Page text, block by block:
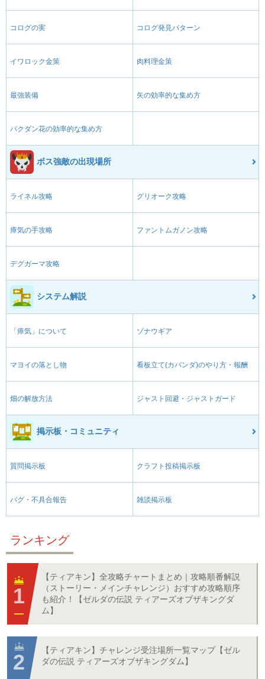
コログの実 コログ発見パターン
イワロック金策 肉料理金策
最強装備 矢の効率的な集め方
バクダン花の効率的な集め方
ボス強敵の出現場所
ライネル攻略 グリオーク攻略
瘴気の手攻略 ファントムガノン攻略
デグガーマ攻略
システム解説
「瘴気」について ゾナウギア
マヨイの落とし物 看板立て(カバンダ)のやり方・報酬
畑の解放方法 ジャスト回避・ジャストガード
掲示板・コミュニティ
質問掲示板 クラフト投稿掲示板
バグ・不具合報告 雑談掲示板
ランキング
【ティアキン】全攻略チャートまとめ｜攻略順番解説
（ストーリー・メインチャレンジ）おすすめ攻略順序
も紹介！【ゼルダの伝説 ティアーズオブザキングダ
ム】
【ティアキン】チャレンジ受注場所一覧マップ【ゼル
ダの伝説 ティアーズオブザキングダム】